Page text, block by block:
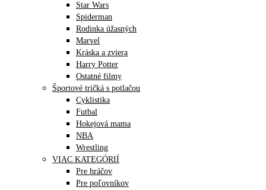
Star Wars
Spiderman
Rodinka úžasných
Marvel
Kráska a zviera
Harry Potter
Ostatné filmy
Športové tričká s potlačou
Cyklistika
Futbal
Hokejová mama
NBA
Wrestling
VIAC KATEGÓRIÍ
Pre hráčov
Pre poľovníkov